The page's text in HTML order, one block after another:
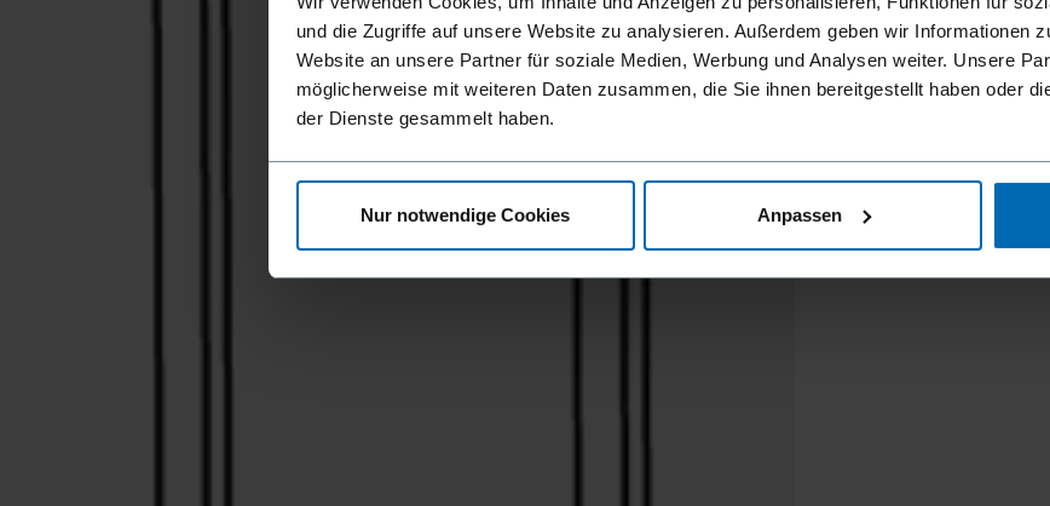
und die Zugriffe auf unsere Website zu analysieren. Außerdem geben wir Informationen
Website an unsere Partner für soziale Medien, Werbung und Analysen weiter. Unsere
möglicherweise mit weiteren Daten zusammen, die Sie ihnen bereitgestellt haben oder
der Dienste gesammelt haben.
Nur notwendige Cookies Anpassen